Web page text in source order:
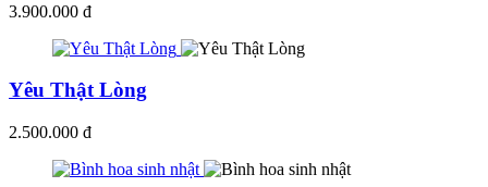
3.900.000 đ
Yêu Thật Lòng
2.500.000 đ